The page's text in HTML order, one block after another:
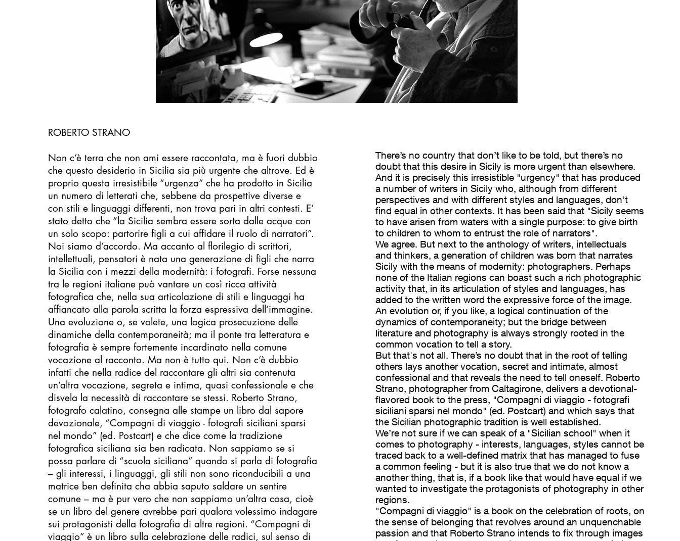
ROBERTO STRANO
Non c’è terra che non ami essere raccontata, ma è fuori dubbio
che questo desiderio in Sicilia sia più urgente che altrove. Ed è
proprio questa irresistibile “urgenza” che ha prodotto in Sicilia
un numero di letterati che, sebbene da prospettive diverse e
con stili e linguaggi differenti, non trova pari in altri contesti. E’
stato detto che “la Sicilia sembra essere sorta dalle acque con
un solo scopo: partorire figli a cui affidare il ruolo di narratori”.
Noi siamo d’accordo. Ma accanto al florilegio di scrittori,
intellettuali, pensatori è nata una generazione di figli che narra
la Sicilia con i mezzi della modernità: i fotografi. Forse nessuna
tra le regioni italiane può vantare un così ricca attività
fotografica che, nella sua articolazione di stili e linguaggi ha
affiancato alla parola scritta la forza espressiva dell’immagine.
Una evoluzione o, se volete, una logica prosecuzione delle
dinamiche della contemporaneità; ma il ponte tra letteratura e
fotografia è sempre fortemente incardinato nella comune
vocazione al racconto. Ma non è tutto qui. Non c’è dubbio
infatti che nella radice del raccontare gli altri sia contenuta
un’altra vocazione, segreta e intima, quasi confessionale e che
disvela la necessità di raccontare se stessi. Roberto Strano,
fotografo calatino, consegna alle stampe un libro dal sapore
devozionale, “Compagni di viaggio - fotografi siciliani sparsi
nel mondo” (ed. Postcart) e che dice come la tradizione
fotografica siciliana sia ben radicata. Non sappiamo se si
possa parlare di “scuola siciliana” quando si parla di fotografia
– gli interessi, i linguaggi, gli stili non sono riconducibili a una
matrice ben definita cha abbia saputo saldare un sentire
comune – ma è pur vero che non sappiamo un’altra cosa, cioè
se un libro del genere avrebbe pari qualora volessimo indagare
sui protagonisti della fotografia di altre regioni. “Compagni di
viaggio” è un libro sulla celebrazione delle radici, sul senso di
There’s no country that don’t like to be told, but there’s no
doubt that this desire in Sicily is more urgent than elsewhere.
And it is precisely this irresistible "urgency" that has produced
a number of writers in Sicily who, although from different
perspectives and with different styles and languages, don’t
find equal in other contexts. It has been said that "Sicily seems
to have arisen from waters with a single purpose: to give birth
to children to whom to entrust the role of narrators".
We agree. But next to the anthology of writers, intellectuals
and thinkers, a generation of children was born that narrates
Sicily with the means of modernity: photographers. Perhaps
none of the Italian regions can boast such a rich photographic
activity that, in its articulation of styles and languages, has
added to the written word the expressive force of the image.
An evolution or, if you like, a logical continuation of the
dynamics of contemporaneity; but the bridge between
literature and photography is always strongly rooted in the
common vocation to tell a story.
But that's not all. There’s no doubt that in the root of telling
others lays another vocation, secret and intimate, almost
confessional and that reveals the need to tell oneself. Roberto
Strano, photographer from Caltagirone, delivers a devotional-
flavored book to the press, "Compagni di viaggio - fotografi
siciliani sparsi nel mondo" (ed. Postcart) and which says that
the Sicilian photographic tradition is well established.
We’re not sure if we can speak of a "Sicilian school" when it
comes to photography - interests, languages, styles cannot be
traced back to a well-defined matrix that has managed to fuse
a common feeling - but it is also true that we do not know a
another thing, that is, if a book like that would have equal if we
wanted to investigate the protagonists of photography in other
regions.
"Compagni di viaggio" is a book on the celebration of roots, on
the sense of belonging that revolves around an unquenchable
passion and that Roberto Strano intends to fix through images